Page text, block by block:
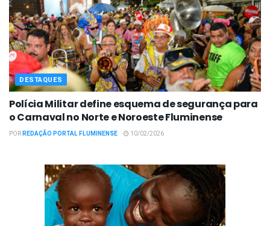
DESTAQUES
Polícia Militar define esquema de segurança para
o Carnaval no Norte e Noroeste Fluminense
PORREDAÇÃO PORTAL FLUMINENSE 10/02/2026